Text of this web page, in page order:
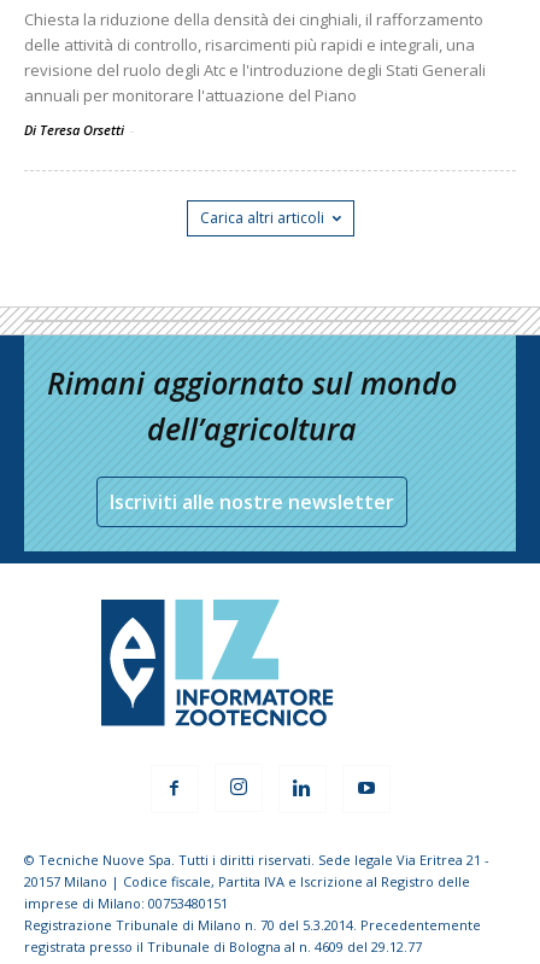
Chiesta la riduzione della densità dei cinghiali, il rafforzamento
delle attività di controllo, risarcimenti più rapidi e integrali, una
revisione del ruolo degli Atc e l'introduzione degli Stati Generali
annuali per monitorare l'attuazione del Piano
Di Teresa Orsetti -
Carica altri articoli
Rimani aggiornato sul mondo
dell’agricoltura
Iscriviti alle nostre newsletter
© Tecniche Nuove Spa. Tutti i diritti riservati. Sede legale Via Eritrea 21 -
20157 Milano | Codice fiscale, Partita IVA e Iscrizione al Registro delle
imprese di Milano: 00753480151
Registrazione Tribunale di Milano n. 70 del 5.3.2014. Precedentemente
registrata presso il Tribunale di Bologna al n. 4609 del 29.12.77